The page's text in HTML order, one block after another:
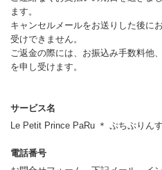
ます。
キャンセルメールをお送りした後に
受けできません。
ご返金の際には、お振込み手数料他
を申し受けます。
サービス名
Le Petit Prince PaRu ＊ ぷちぷりん
電話番号